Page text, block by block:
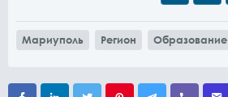
Мариуполь Регион Образование